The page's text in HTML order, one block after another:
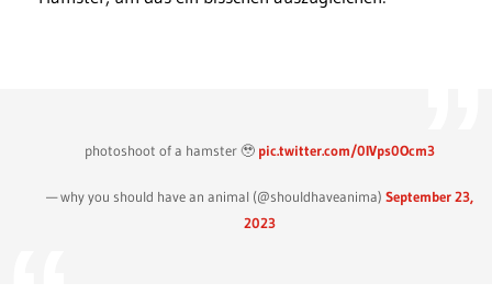
photoshoot of a hamster 🥹 pic.twitter.com/0IVps0Ocm3
— why you should have an animal (@shouldhaveanima)September 23,
2023